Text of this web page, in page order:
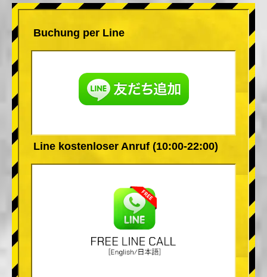
Buchung per Line
Line kostenloser Anruf (10:00-22:00)